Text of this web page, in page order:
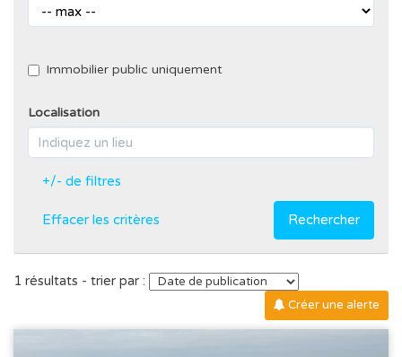
Immobilier public uniquement
Localisation
+/- de filtres
Effacer les critères Rechercher
1 résultats - trier par :
Créer une alerte